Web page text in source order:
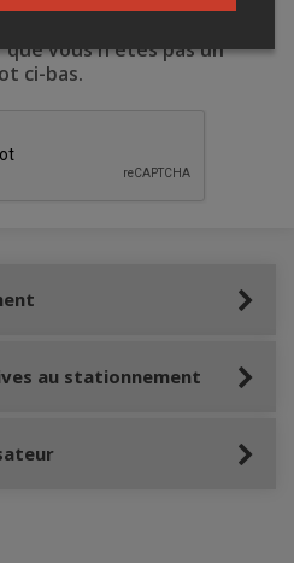
vous n'êtes pas un
ci-bas.
au stationnement